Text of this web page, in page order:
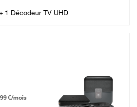
1 Décodeur TV UHD
Fibre
12 mois puis 42,99 € par mois, Engagement 12 mois
€/mois